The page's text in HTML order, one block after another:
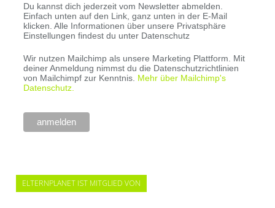
Du kannst dich jederzeit vom Newsletter abmelden.
Einfach unten auf den Link, ganz unten in der E-Mail
klicken. Alle Informationen über unsere Privatsphäre
Einstellungen findest du unter Datenschutz
Wir nutzen Mailchimp als unsere Marketing Plattform. Mit
deiner Anmeldung nimmst du die Datenschutzrichtlinien
von Mailchimpf zur Kenntnis. Mehr über Mailchimp's
Datenschutz.
ELTERNPLANET IST MITGLIED VON